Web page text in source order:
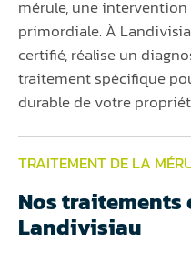
mérule, une
primordiale. À
certifié, réalise un
traitement spécifique
durable de votre
TRAITEMENT DE LA
Nos traitements
Landivisiau